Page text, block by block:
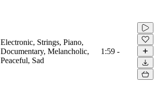
Electronic, Strings, Piano,
Documentary, Melancholic,
Peaceful, Sad
1:59 -